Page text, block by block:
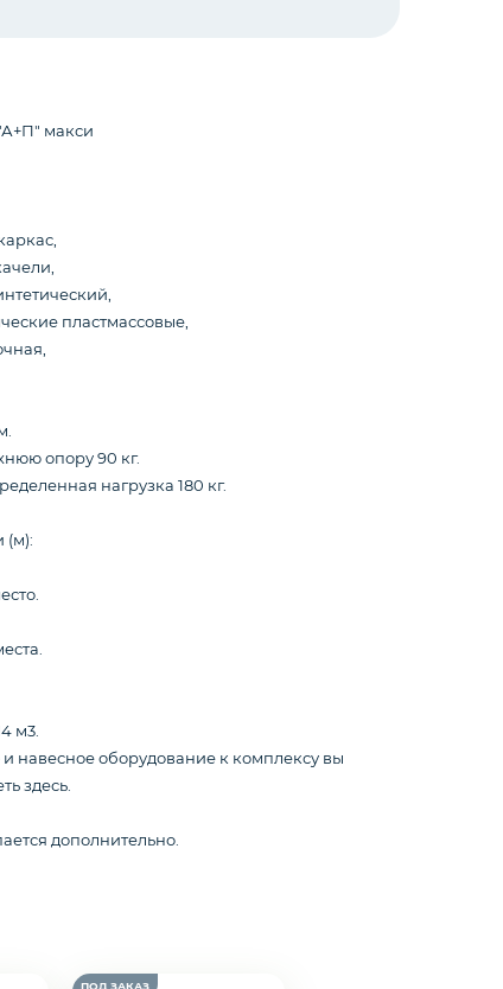
макси
пластмассовые,
опору 90 кг.
нагрузка 180 кг.
(м):
м3.
навесное оборудование к комплексу вы
здесь.
дополнительно.